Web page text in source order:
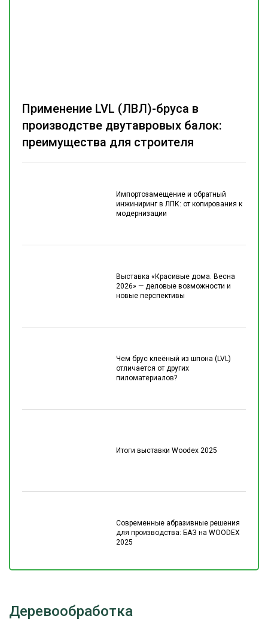
Импортозамещение и обратный
инжиниринг в ЛПК: от копирования к
модернизации
Выставка «Красивые дома. Весна
2026» — деловые возможности и
новые перспективы
Чем брус клеёный из шпона (LVL)
отличается от других
пиломатериалов?
Итоги выставки Woodex 2025
Современные абразивные решения
для производства: БАЗ на WOODEX
2025
Применение LVL (ЛВЛ)-бруса в
производстве двутавровых балок:
преимущества для строителя
Деревообработка